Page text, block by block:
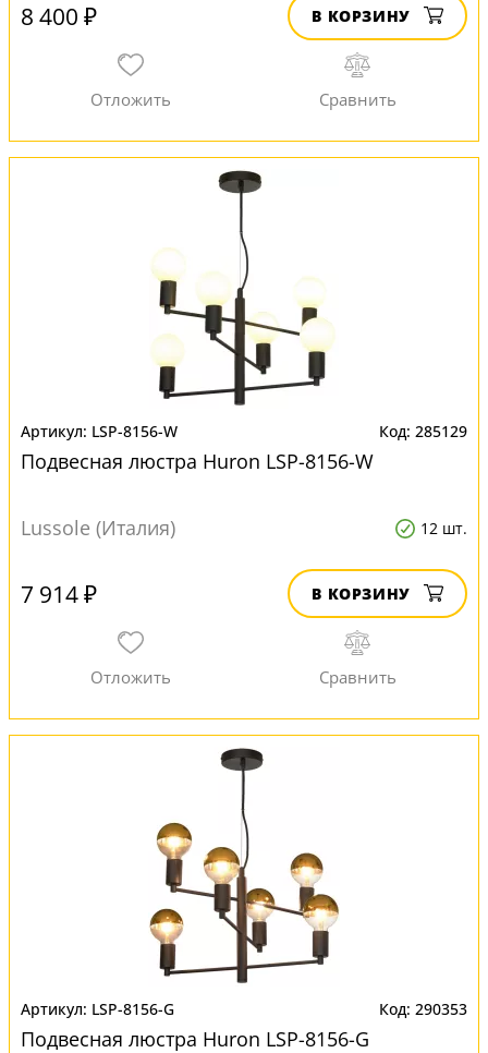
8 400 ₽ В КОРЗИНУ
LSP-8156-W 285129
Подвесная люстра Huron LSP-8156-W
Lussole (Италия) 12 шт.
7 914 ₽ В КОРЗИНУ
LSP-8156-G 290353
Подвесная люстра Huron LSP-8156-G